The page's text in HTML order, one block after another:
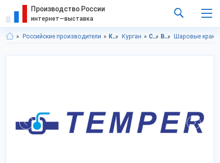
Производство России
интернет—выставка
Российские производители Курганская область Курган Строительство и ремонт Водопровод, канализация Шаровые краны